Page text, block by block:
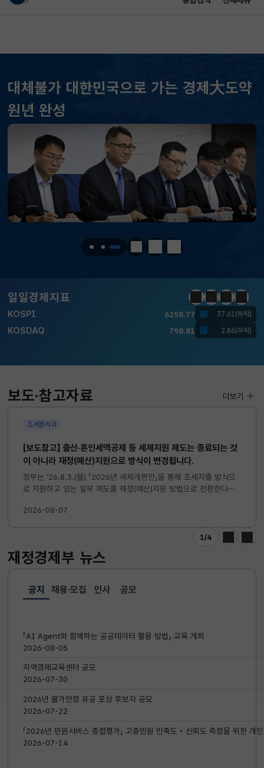
대체불가 대한민국으로 가는 경제大도약
원년 완성
정지 이전 다음
일일경제지표
KOSPI 6258.77 37.61(하락)
KOSDAQ 798.81 2.86(하락)
국고채(3년) 3.746 0.004(상승)
798.81 2.86(하락)
국고채(3년) 3.746 0.004(상승)
KOSDAQ 2.86(하락)
달러-원 1410.6000 13.2000(하락)
정지이전다음일일경
보도·참고자료
조세분석과
[보도참고] 출산·혼인세액공제 등 세제지원 제도는 종료되는 것
이 아니라 재정(예산)지원으로 방식이 변경됩니다.
정부는 ’26.8.3.(월) 「2026년 세제개편안」을 통해 조세지출 방식으
로 지원하고 있는 일부 제도를 재정(예산)지원 방법으로 전환한다고
2026-08-07
1/4
이전 다음
더보기
재정경제부 뉴스
공지
선택됨
공지
「AI Agent와 함께하는 공공데이터 활용 방법」 교육 개최
2026-08-05
지역경제교육센터 공모
2026-07-30
2026년 물가안정 유공 포상 후보자 공모
2026-07-22
「2026년 민원서비스 종합평가」 고충민원 만족도‧신뢰도 측정을 위한 개
2026-07-14
채용·모집 인사 공모